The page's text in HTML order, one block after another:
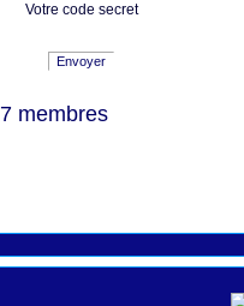
Votre code secret
Envoyer
7 membres